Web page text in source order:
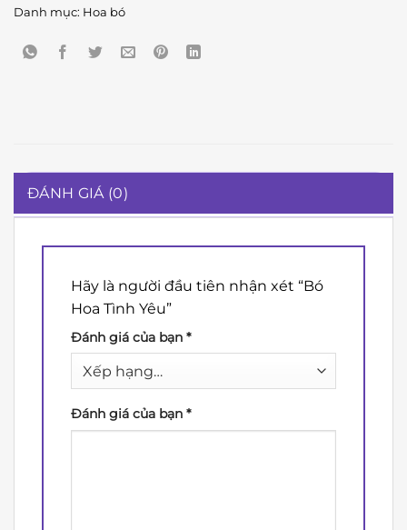
Danh mục: Hoa bó
ĐÁNH GIÁ (0)
Hãy là người đầu tiên nhận xét “Bó
Hoa Tình Yêu”
Đánh giá của bạn *
Đánh giá của bạn *